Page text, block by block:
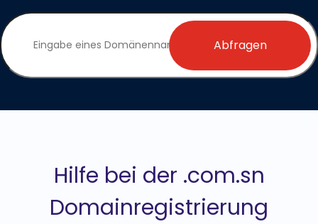
Abfragen
Hilfe bei der .com.sn
Domainregistrierung